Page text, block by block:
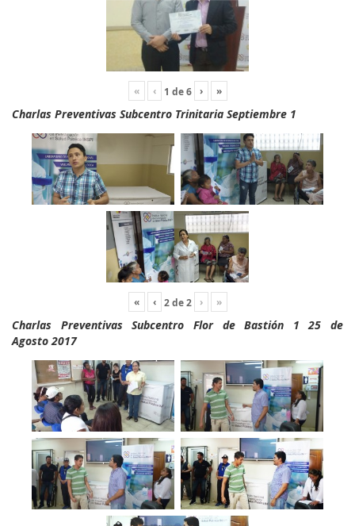
« ‹ 1 de6 › »
Charlas Preventivas Subcentro Trinitaria Septiembre 1
« ‹ 2de2 › »
Charlas Preventivas Subcentro Flor de Bastión 1 25 de
Agosto 2017